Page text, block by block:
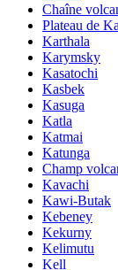
Chaîne
Plateau de
Karthala
Karymsky
Kasatochi
Kasbek
Kasuga
Katla
Katmai
Katunga
Champ
Kavachi
Kawi-Butak
Kebeney
Kekurny
Kelimutu
Kell